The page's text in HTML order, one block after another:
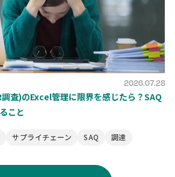
2026.07.28
査)のExcel管理に限界を感じたら？SAQ
こと
サプライチェーン SAQ 調達